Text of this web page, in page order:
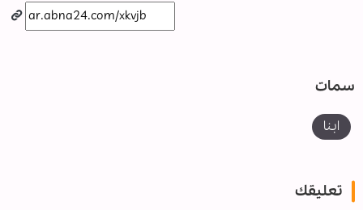
سمات
ابنا
تعليقك